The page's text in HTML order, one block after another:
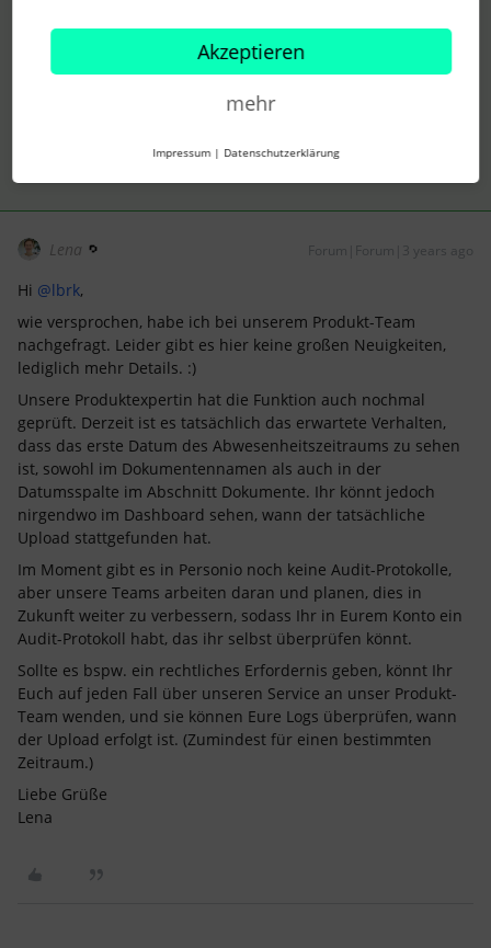
Arbeitgeber abgerufen werden.
Liebe Grüße
Lena Forum|Forum|3 years ago
Hi @lbrk,
wie versprochen, habe ich bei unserem Produkt-Team
nachgefragt. Leider gibt es hier keine großen Neuigkeiten,
lediglich mehr Details. :)
Unsere Produktexpertin hat die Funktion auch nochmal
geprüft. Derzeit ist es tatsächlich das erwartete Verhalten,
dass das erste Datum des Abwesenheitszeitraums zu sehen
ist, sowohl im Dokumentennamen als auch in der
Datumsspalte im Abschnitt Dokumente. Ihr könnt jedoch
nirgendwo im Dashboard sehen, wann der tatsächliche
Upload stattgefunden hat.
Im Moment gibt es in Personio noch keine Audit-Protokolle,
aber unsere Teams arbeiten daran und planen, dies in
Zukunft weiter zu verbessern, sodass Ihr in Eurem Konto ein
Audit-Protokoll habt, das ihr selbst überprüfen könnt.
Sollte es bspw. ein rechtliches Erfordernis geben, könnt Ihr
Euch auf jeden Fall über unseren Service an unser Produkt-
Team wenden, und sie können Eure Logs überprüfen, wann
der Upload erfolgt ist. (Zumindest für einen bestimmten
Zeitraum.)
Liebe Grüße
Lena
Akzeptieren
mehr
Impressum | Datenschutzerklärung